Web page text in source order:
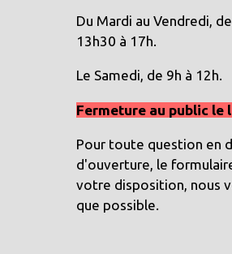
Du Mardi au Vendredi,
13h30 à 17h.
Le Samedi, de 9h à 12h.
Fermeture au public le
Pour toute question en
d'ouverture, le
votre disposition, nous
que possible.